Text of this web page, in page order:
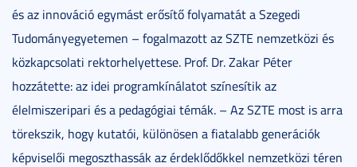
és az innováció egymást erősítő folyamatát a Szegedi
Tudományegyetemen – fogalmazott az SZTE nemzetközi és
közkapcsolati rektorhelyettese. Prof. Dr. Zakar Péter
hozzátette: az idei programkínálatot színesítik az
élelmiszeripari és a pedagógiai témák. – Az SZTE most is arra
törekszik, hogy kutatói, különösen a fiatalabb generációk
képviselői megoszthassák az érdeklődőkkel nemzetközi téren